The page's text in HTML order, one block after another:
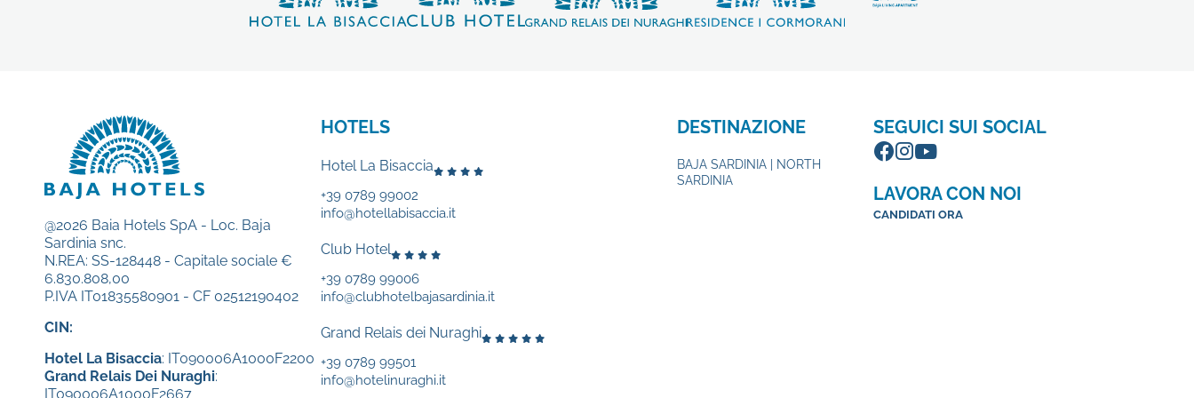
@2026 Baia Hotels SpA - Loc. Baja
Sardinia snc.
N.REA: SS-128448 - Capitale sociale €
6.830.808,00
P.IVA IT01835580901 - CF 02512190402
CIN:
Hotel La Bisaccia: IT090006A1000F2200
Grand Relais Dei Nuraghi:
IT090006A1000F2667
HOTELS
Hotel La Bisaccia
+39 0789 99002
info@hotellabisaccia.it
Club Hotel
+39 0789 99006
info@clubhotelbajasardinia.it
Grand Relais dei Nuraghi
+39 0789 99501
info@hotelinuraghi.it
DESTINAZIONE
BAJA SARDINIA | NORTH
SARDINIA
SEGUICI SUI SOCIAL
LAVORA CON NOI
CANDIDATI ORA